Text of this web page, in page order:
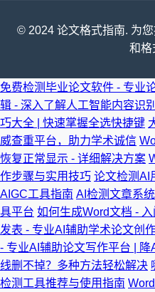
© 2024 论文格式指南. 为
和格
免费检测毕业论文软件 - 专业
辑 - 深入了解人工智能内容识
巧大全 | 快速掌握全选快捷键
威查重平台，助力学术诚信
恢复正常显示 - 详细解决方案
作步骤与实用技巧 论文检测AI
AIGC工具指南 AI检测文章系
具平台 如何生成Word文档 -
发表 - 专业AI辅助学术论文创
- 专业AI辅助论文写作平台 | 降
线删不掉？多种方法轻松解决
检测工具推荐与使用指南